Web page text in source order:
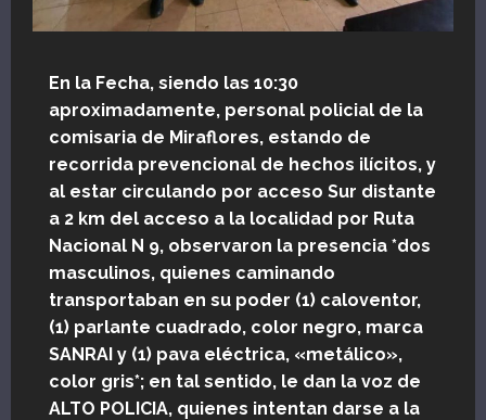
En la Fecha, siendo las 10:30
aproximadamente, personal policial de la
comisaria de Miraflores, estando de
recorrida prevencional de hechos ilícitos, y
al estar circulando por acceso Sur distante
a 2 km del acceso a la localidad por Ruta
Nacional N 9, observaron la presencia *dos
masculinos, quienes caminando
transportaban en su poder (1) caloventor,
(1) parlante cuadrado, color negro, marca
SANRAI y (1) pava eléctrica, «metálico»,
color gris*; en tal sentido, le dan la voz de
ALTO POLICIA, quienes intentan darse a la